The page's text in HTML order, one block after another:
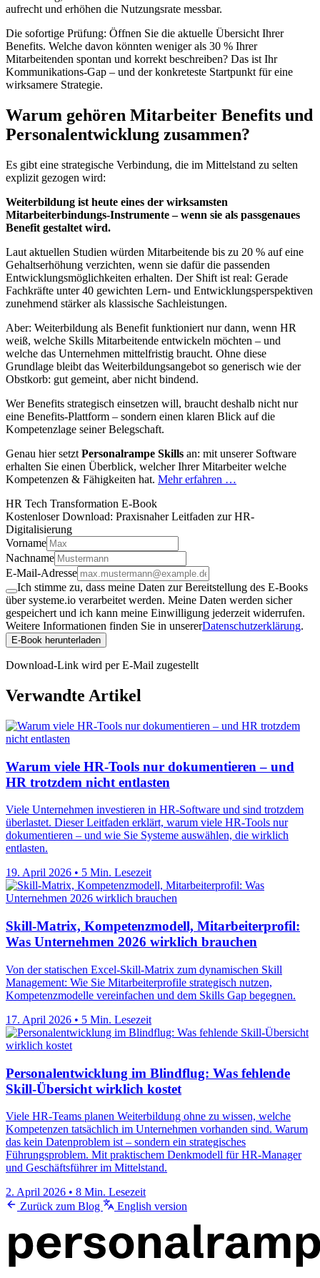
aufrecht und erhöhen die Nutzungsrate messbar.
Die sofortige Prüfung: Öffnen Sie die aktuelle Übersicht Ihrer
Benefits. Welche davon könnten weniger als 30 % Ihrer
Mitarbeitenden spontan und korrekt beschreiben? Das ist Ihr
Kommunikations-Gap – und der konkreteste Startpunkt für eine
wirksamere Strategie.
Warum gehören Mitarbeiter Benefits und
Personalentwicklung zusammen?
Es gibt eine strategische Verbindung, die im Mittelstand zu selten
explizit gezogen wird:
Weiterbildung ist heute eines der wirksamsten
Mitarbeiterbindungs-Instrumente – wenn sie als passgenaues
Benefit gestaltet wird.
Laut aktuellen Studien würden Mitarbeitende bis zu 20 % auf eine
Gehaltserhöhung verzichten, wenn sie dafür die passenden
Entwicklungsmöglichkeiten erhalten. Der Shift ist real: Gerade
Fachkräfte unter 40 gewichten Lern- und Entwicklungsperspektiven
zunehmend stärker als klassische Sachleistungen.
Aber: Weiterbildung als Benefit funktioniert nur dann, wenn HR
weiß, welche Skills Mitarbeitende entwickeln möchten – und
welche das Unternehmen mittelfristig braucht. Ohne diese
Grundlage bleibt das Weiterbildungsangebot so generisch wie der
Obstkorb: gut gemeint, aber nicht bindend.
Wer Benefits strategisch einsetzen will, braucht deshalb nicht nur
eine Benefits-Plattform – sondern einen klaren Blick auf die
Kompetenzlage seiner Belegschaft.
Genau hier setzt Personalrampe Skills an: mit unserer Software
erhalten Sie einen Überblick, welcher Ihrer Mitarbeiter welche
Kompetenzen & Fähigkeiten hat. Mehr erfahren …
HR Tech Transformation E-Book
Kostenloser Download: Praxisnaher Leitfaden zur HR-
Digitalisierung
Vorname
Nachname
E-Mail-Adresse
Ich stimme zu, dass meine Daten zur Bereitstellung des E-Books
über systeme.io verarbeitet werden. Meine Daten werden sicher
gespeichert und ich kann meine Einwilligung jederzeit widerrufen.
Weitere Informationen finden Sie in unsererDatenschutzerklärung.
E-Book herunterladen
Download-Link wird per E-Mail zugestellt
Verwandte Artikel
Warum viele HR-Tools nur dokumentieren – und
HR trotzdem nicht entlasten
Viele Unternehmen investieren in HR-Software und sind trotzdem
überlastet. Dieser Leitfaden erklärt, warum viele HR-Tools nur
dokumentieren – und wie Sie Systeme auswählen, die wirklich
entlasten.
19. April 2026 • 5 Min. Lesezeit
Skill-Matrix, Kompetenzmodell, Mitarbeiterprofil:
Was Unternehmen 2026 wirklich brauchen
Von der statischen Excel-Skill-Matrix zum dynamischen Skill
Management: Wie Sie Mitarbeiterprofile strategisch nutzen,
Kompetenzmodelle vereinfachen und dem Skills Gap begegnen.
17. April 2026 • 5 Min. Lesezeit
Personalentwicklung im Blindflug: Was fehlende
Skill-Übersicht wirklich kostet
Viele HR-Teams planen Weiterbildung ohne zu wissen, welche
Kompetenzen tatsächlich im Unternehmen vorhanden sind. Warum
das kein Datenproblem ist – sondern ein strategisches
Führungsproblem. Mit praktischem Denkmodell für HR-Manager
und Geschäftsführer im Mittelstand.
2. April 2026 • 8 Min. Lesezeit
Zurück zum Blog
English version